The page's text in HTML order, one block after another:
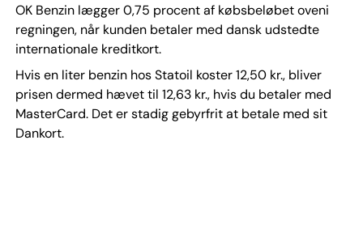
OK Benzin lægger 0,75 procent af købsbeløbet oveni
regningen, når kunden betaler med dansk udstedte
internationale kreditkort.
Hvis en liter benzin hos Statoil koster 12,50 kr., bliver
prisen dermed hævet til 12,63 kr., hvis du betaler med
MasterCard. Det er stadig gebyrfrit at betale med sit
Dankort.